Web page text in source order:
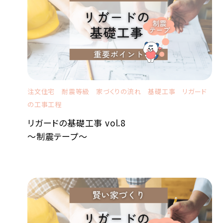
注文住宅 耐震等級 家づくりの流れ 基礎工事
リガード
の工事工程
リガードの基礎工事 vol.8
～制震テープ～